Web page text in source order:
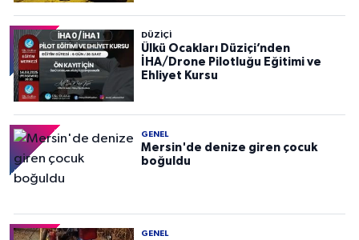
DÜZIÇI
Ülkü Ocakları Düziçi’nden
İHA/Drone Pilotluğu Eğitimi ve
Ehliyet Kursu
GENEL
Mersin'de denize giren çocuk
boğuldu
GENEL